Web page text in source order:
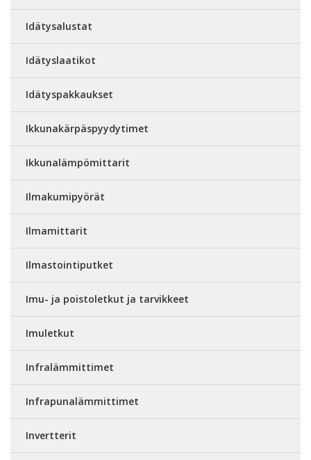
Idätysalustat
Idätyslaatikot
Idätyspakkaukset
Ikkunakärpäspyydytimet
Ikkunalämpömittarit
Ilmakumipyörät
Ilmamittarit
Ilmastointiputket
Imu- ja poistoletkut ja tarvikkeet
Imuletkut
Infralämmittimet
Infrapunalämmittimet
Invertterit